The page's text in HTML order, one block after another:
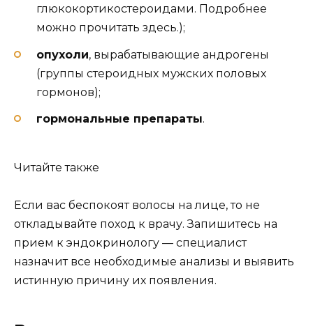
глюкокортикостероидами. Подробнее
можно прочитать здесь.);
опухоли, вырабатывающие андрогены
(группы стероидных мужских половых
гормонов);
гормональные препараты.
Читайте также
Если вас беспокоят волосы на лице, то не
откладывайте поход к врачу. Запишитесь на
прием к эндокринологу — специалист
назначит все необходимые анализы и выявить
истинную причину их появления.